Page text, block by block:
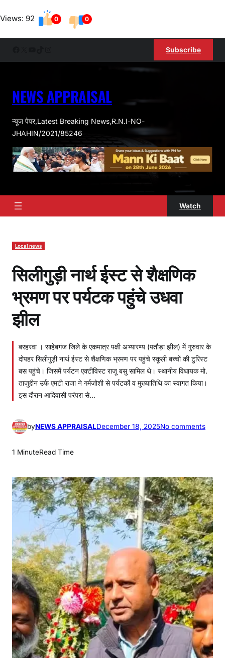
Views: 92 0 0
Subscribe
NEWS APPRAISAL
न्यूज पेपर,Latest Breaking News,R.N.I-NO-
JHAHIN/2021/85246
Watch
Local news
सिलीगुड़ी नार्थ ईस्ट से शैक्षणिक
भ्रमण पर पर्यटक पहुंचे उधवा
झील
बरहरवा । साहेबगंज जिले के एकमात्र पक्षी अभ्यारण्य (पतौड़ा झील) में गुरुवार के
दोपहर सिलीगुड़ी नार्थ ईस्ट से शैक्षणिक भ्रमण पर पहुंचे स्कूली बच्चों की टुरिस्ट
बस पहुंचे। जिसमें पर्यटन एक्टीविस्ट राजू बसु सामिल थे। स्थानीय विधायक मो.
ताजुद्दीन उर्फ एमटी राजा ने गर्मजोशी से पर्यटकों व मुख्यातिथि का स्वागत किया।
इस दौरान आदिवासी परंपरा से…
byNEWS APPRAISALDecember 18, 2025No commentso
ड़ी
ना
र्थ
ई
स्ट
से
शै
क्ष
णि
क
म
ण
प
र
1 MinuteRead Time